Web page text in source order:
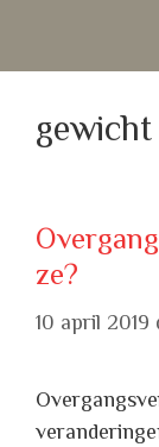
de
gewicht
ze?
10 april 2019